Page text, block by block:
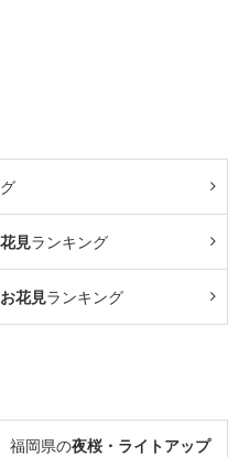
見ランキング
花見ランキング
福岡県の夜桜・ライトアップ